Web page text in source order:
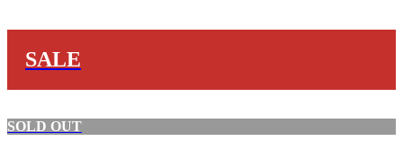
SALE
SOLD OUT